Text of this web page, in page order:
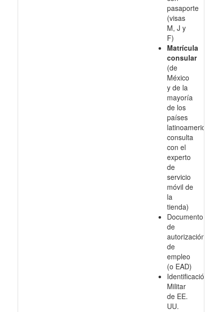
pasaporte
(visas
M, J y
F)
Matrícula
consular
(de
México
y de la
mayoría
de los
países
latinoamericanos,
consulta
con el
experto
de
servicio
móvil de
la
tienda)
Documento
de
autorización
de
empleo
(o EAD)
Identificación
Militar
de EE.
UU.